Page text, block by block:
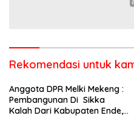
Rekomendasi untuk
Anggota DPR Melki Mekeng :
Pembangunan Di Sikka
Kalah Dari Kabupaten Ende,